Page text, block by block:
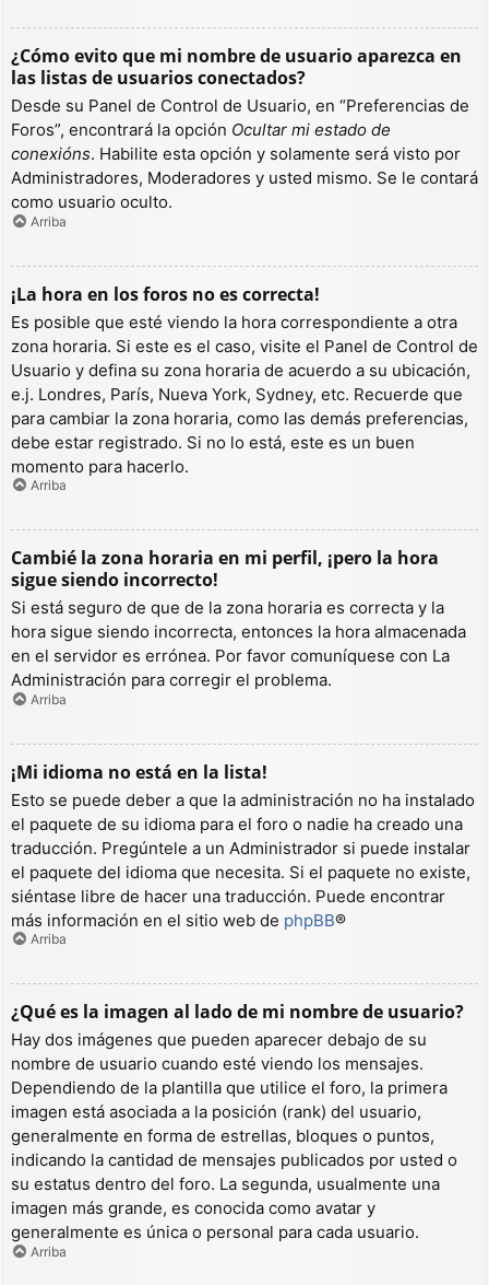
¿Cómo evito que mi nombre de usuario aparezca en
las listas de usuarios conectados?
Desde su Panel de Control de Usuario, en “Preferencias de
Foros”, encontrará la opción Ocultar mi estado de
conexións. Habilite esta opción y solamente será visto por
Administradores, Moderadores y usted mismo. Se le contará
como usuario oculto.
Arriba
¡La hora en los foros no es correcta!
Es posible que esté viendo la hora correspondiente a otra
zona horaria. Si este es el caso, visite el Panel de Control de
Usuario y defina su zona horaria de acuerdo a su ubicación,
e.j. Londres, París, Nueva York, Sydney, etc. Recuerde que
para cambiar la zona horaria, como las demás preferencias,
debe estar registrado. Si no lo está, este es un buen
momento para hacerlo.
Arriba
Cambié la zona horaria en mi perfil, ¡pero la hora
sigue siendo incorrecto!
Si está seguro de que de la zona horaria es correcta y la
hora sigue siendo incorrecta, entonces la hora almacenada
en el servidor es errónea. Por favor comuníquese con La
Administración para corregir el problema.
Arriba
¡Mi idioma no está en la lista!
Esto se puede deber a que la administración no ha instalado
el paquete de su idioma para el foro o nadie ha creado una
traducción. Pregúntele a un Administrador si puede instalar
el paquete del idioma que necesita. Si el paquete no existe,
siéntase libre de hacer una traducción. Puede encontrar
más información en el sitio web de phpBB®
Arriba
¿Qué es la imagen al lado de mi nombre de usuario?
Hay dos imágenes que pueden aparecer debajo de su
nombre de usuario cuando esté viendo los mensajes.
Dependiendo de la plantilla que utilice el foro, la primera
imagen está asociada a la posición (rank) del usuario,
generalmente en forma de estrellas, bloques o puntos,
indicando la cantidad de mensajes publicados por usted o
su estatus dentro del foro. La segunda, usualmente una
imagen más grande, es conocida como avatar y
generalmente es única o personal para cada usuario.
Arriba